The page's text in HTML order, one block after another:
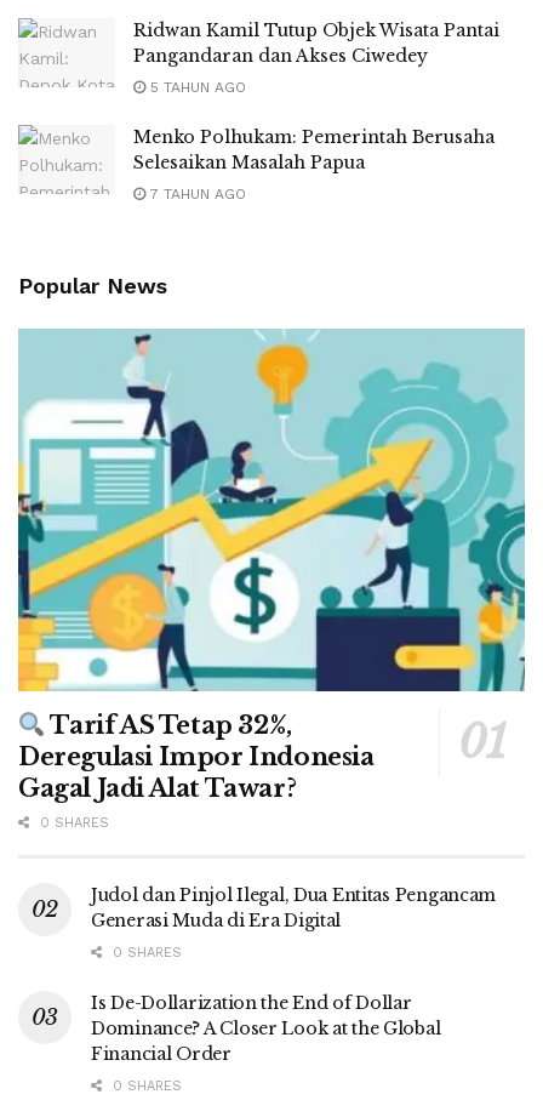
Ridwan Kamil Tutup Objek Wisata Pantai
Pangandaran dan Akses Ciwedey
5 TAHUN AGO
Menko Polhukam: Pemerintah Berusaha
Selesaikan Masalah Papua
7 TAHUN AGO
Popular News
Tarif AS Tetap 32%,
Deregulasi Impor Indonesia
Gagal Jadi Alat Tawar?
0 SHARES
Judol dan Pinjol Ilegal, Dua Entitas Pengancam
Generasi Muda di Era Digital
0 SHARES
Is De-Dollarization the End of Dollar
Dominance? A Closer Look at the Global
Financial Order
0 SHARES